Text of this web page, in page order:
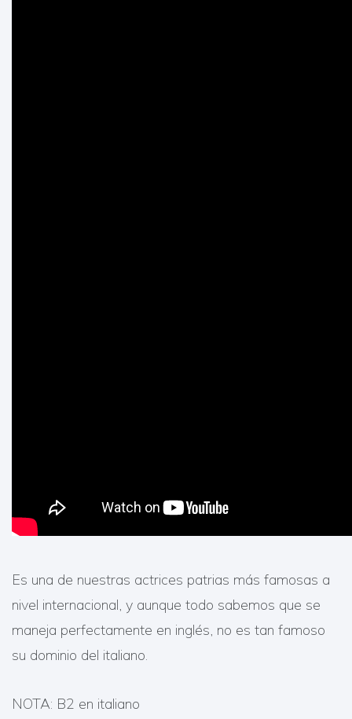
Es una de nuestras actrices patrias más famosas a
nivel internacional, y aunque todo sabemos que se
maneja perfectamente en inglés, no es tan famoso
su dominio del italiano.
NOTA: B2 en italiano